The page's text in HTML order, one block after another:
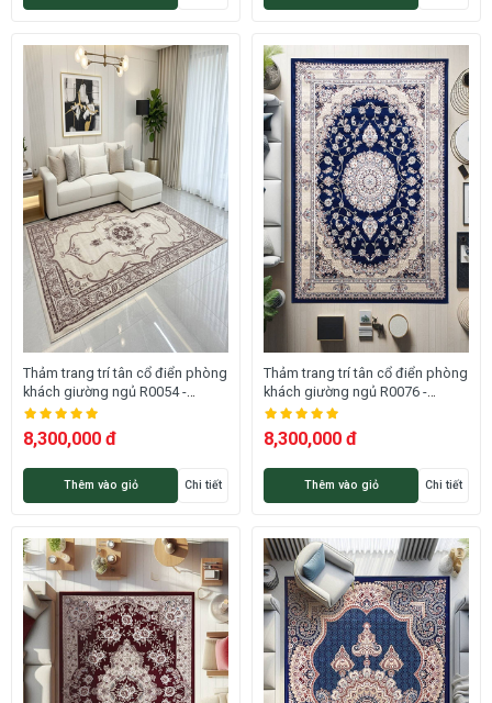
Thảm trang trí tân cổ điển phòng
khách giường ngủ R0054 -
ROMEO
8,300,000 đ
Thêm vào giỏ Chi tiết
Thảm trang trí tân cổ điển phòng
khách giường ngủ R0076 -
ROMEO
8,300,000 đ
Thêm vào giỏ Chi tiết